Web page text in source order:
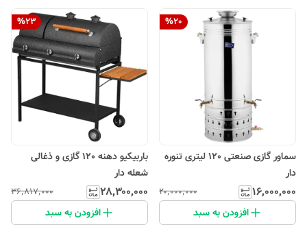
%20
سماور گازی صنعتی 120 لیتری تنوره
دار
۱۶٬۰۰۰٬۰۰۰ ۲۰٬۰۰۰٬۰۰۰
افزودن به سبد
%23
باربیکیو دهنه 120 گازی و ذغالی
شعله دار
۲۸٬۳۰۰٬۰۰۰ ۳۶٬۸۱۷٬۰۰۰
افزودن به سبد